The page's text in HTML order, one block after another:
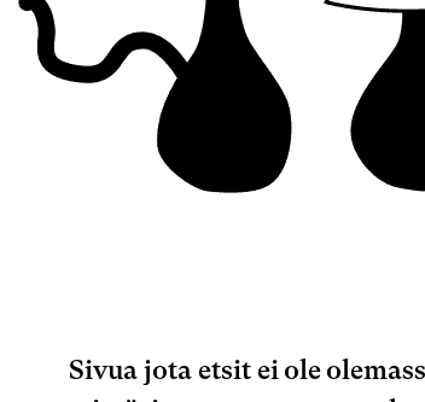
Sivua jota etsit ei ole